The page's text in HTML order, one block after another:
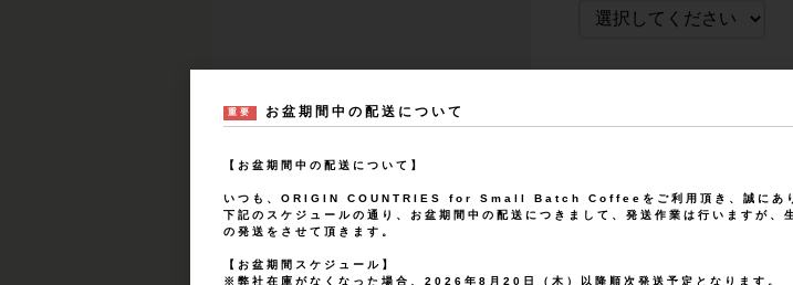
市区町村
重要 お盆期間中の配送について
【お盆期間中の配送について】
いつも、ORIGIN COUNTRIES for Small Batch Coffeeをご利用頂き、誠にあり
下記のスケジュールの通り、お盆期間中の配送につきまして、発送作業は行いますが
の発送をさせて頂きます。
【お盆期間スケジュール】
※弊社在庫がなくなった場合、2026年8月20日（木）以降順次発送予定となります。